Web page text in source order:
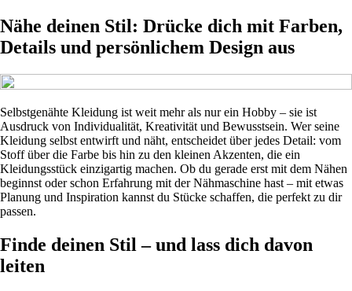
Nähe deinen Stil: Drücke dich mit Farben,
Details und persönlichem Design aus
Selbstgenähte Kleidung ist weit mehr als nur ein Hobby – sie ist
Ausdruck von Individualität, Kreativität und Bewusstsein. Wer seine
Kleidung selbst entwirft und näht, entscheidet über jedes Detail: vom
Stoff über die Farbe bis hin zu den kleinen Akzenten, die ein
Kleidungsstück einzigartig machen. Ob du gerade erst mit dem Nähen
beginnst oder schon Erfahrung mit der Nähmaschine hast – mit etwas
Planung und Inspiration kannst du Stücke schaffen, die perfekt zu dir
passen.
Finde deinen Stil – und lass dich davon
leiten